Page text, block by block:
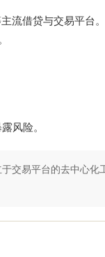
流借贷与交易平台。
风险。
交易平台的去中心